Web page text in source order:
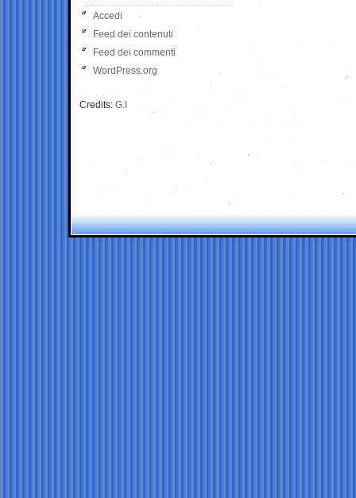
Accedi
Feed dei contenuti
Feed dei commenti
WordPress.org
Credits: G.I